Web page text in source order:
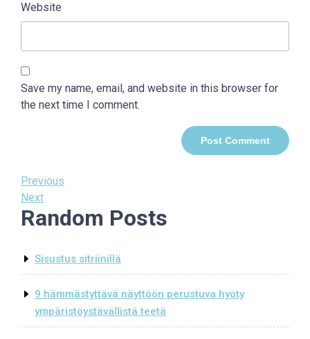
Website
Save my name, email, and website in this browser for
the next time I comment.
Post
navigation
Previous
Post
Previous
Next
Post
Next
Random Posts
Sisustus sitriinillä
9 hämmästyttävä näyttöön perustuva hyöty
ympäristöystävällistä teetä